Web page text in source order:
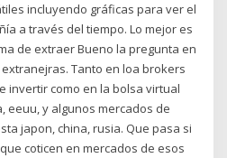
incluyendo gráficas para ver el
a través del tiempo. Lo mejor es
de extraer Bueno la pregunta en
Tanto en loa brokers
invertir como en la bolsa virtual
eeuu, y algunos mercados de
japon, china, rusia. Que pasa si
coticen en mercados de esos